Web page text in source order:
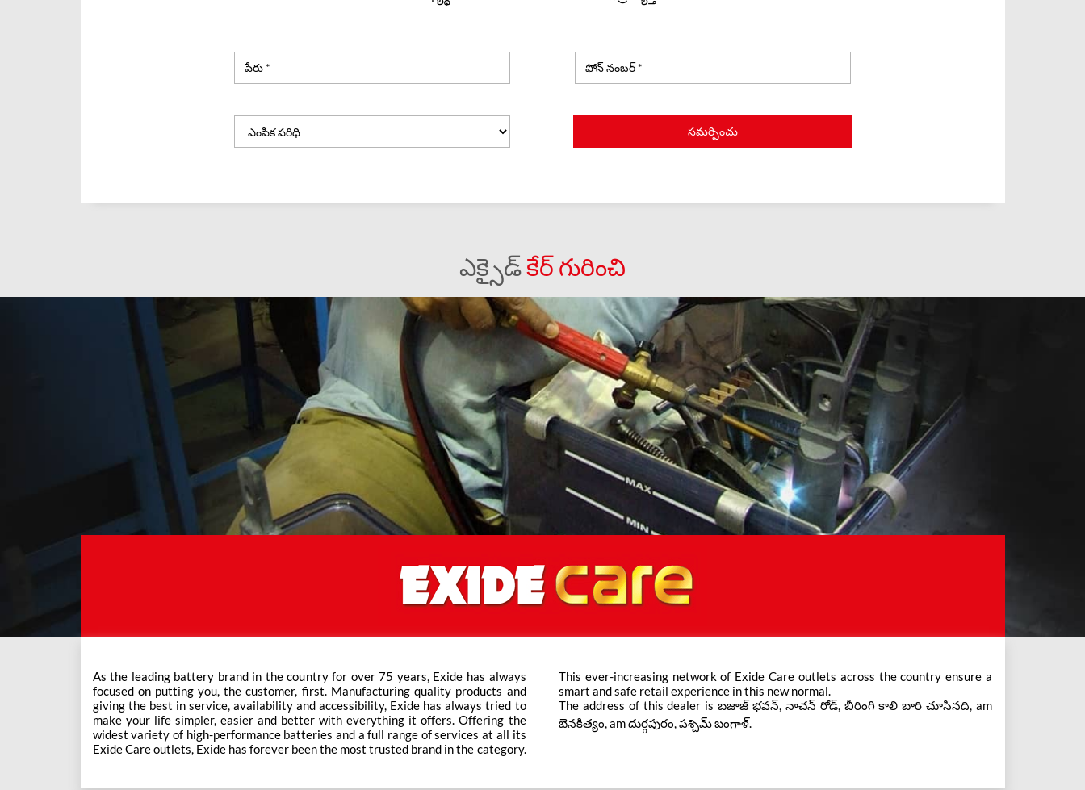
ఎక్సైడ్కేర్ గురించి
As the leading battery brand in the country for over 75 years, Exide has always
focused on putting you, the customer, first. Manufacturing quality products and
giving the best in service, availability and accessibility, Exide has always tried to
make your life simpler, easier and better with everything it offers. Offering the
widest variety of high-performance batteries and a full range of services at all its
Exide Care outlets, Exide has forever been the most trusted brand in the category.
This ever-increasing network of Exide Care outlets across the country ensure a
smart and safe retail experience in this new normal.
The address of this dealer is బజాజ్ భవన్, నాచన్ రోడ్, బీరింగి కాలి బారి చూసినది, am
బెనకిత్యం, am దుర్గపురం, పశ్చిమ్ బంగాళ్.